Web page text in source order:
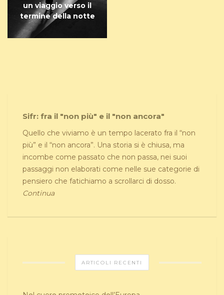
un viaggio verso il
termine della notte
Sifr: fra il "non più" e il "non ancora"
Quello che viviamo è un tempo lacerato fra il “non
più” e il “non ancora”. Una storia si è chiusa, ma
incombe come passato che non passa, nei suoi
passaggi non elaborati come nelle sue categorie di
pensiero che fatichiamo a scrollarci di dosso.
Continua
ARTICOLI RECENTI